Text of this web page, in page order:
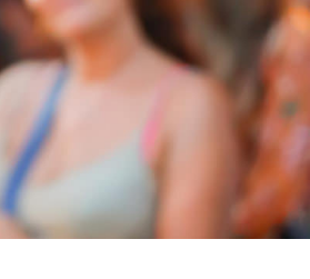
CUISINE
Accueil & horaires